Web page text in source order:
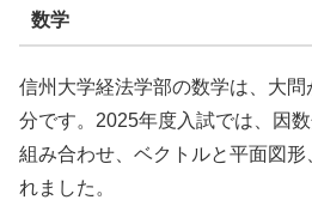
数学
信州大学経法学部の数学は、大
分です。2025年度入試では、因
組み合わせ、ベクトルと平面図形
れました。